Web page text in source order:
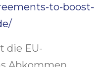
to-boost-
die EU-